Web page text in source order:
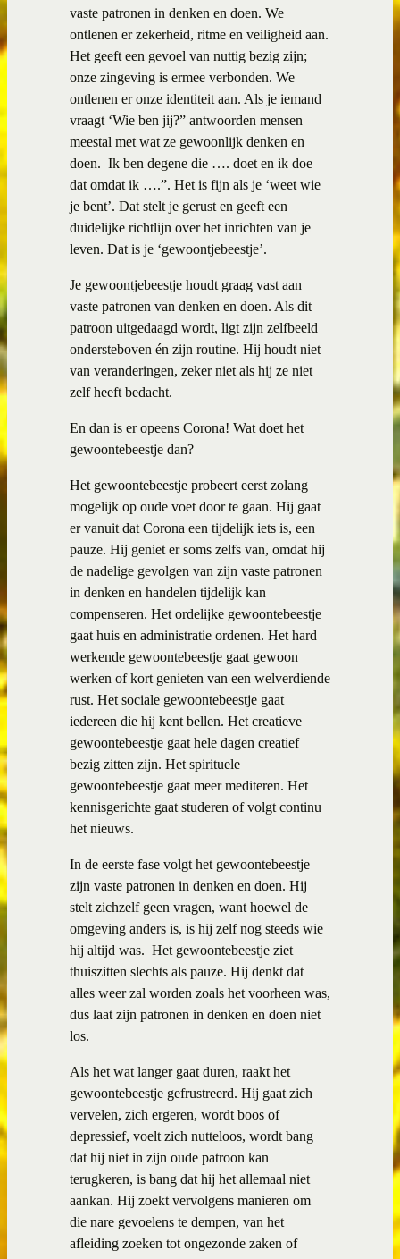
vaste patronen in denken en doen. We
ontlenen er zekerheid, ritme en veiligheid aan.
Het geeft een gevoel van nuttig bezig zijn;
onze zingeving is ermee verbonden. We
ontlenen er onze identiteit aan. Als je iemand
vraagt ‘Wie ben jij?” antwoorden mensen
meestal met wat ze gewoonlijk denken en
doen. Ik ben degene die …. doet en ik doe
dat omdat ik ….”. Het is fijn als je ‘weet wie
je bent’. Dat stelt je gerust en geeft een
duidelijke richtlijn over het inrichten van je
leven. Dat is je ‘gewoontjebeestje’.
Je gewoontjebeestje houdt graag vast aan
vaste patronen van denken en doen. Als dit
patroon uitgedaagd wordt, ligt zijn zelfbeeld
ondersteboven én zijn routine. Hij houdt niet
van veranderingen, zeker niet als hij ze niet
zelf heeft bedacht.
En dan is er opeens Corona! Wat doet het
gewoontebeestje dan?
Het gewoontebeestje probeert eerst zolang
mogelijk op oude voet door te gaan. Hij gaat
er vanuit dat Corona een tijdelijk iets is, een
pauze. Hij geniet er soms zelfs van, omdat hij
de nadelige gevolgen van zijn vaste patronen
in denken en handelen tijdelijk kan
compenseren. Het ordelijke gewoontebeestje
gaat huis en administratie ordenen. Het hard
werkende gewoontebeestje gaat gewoon
werken of kort genieten van een welverdiende
rust. Het sociale gewoontebeestje gaat
iedereen die hij kent bellen. Het creatieve
gewoontebeestje gaat hele dagen creatief
bezig zitten zijn. Het spirituele
gewoontebeestje gaat meer mediteren. Het
kennisgerichte gaat studeren of volgt continu
het nieuws.
In de eerste fase volgt het gewoontebeestje
zijn vaste patronen in denken en doen. Hij
stelt zichzelf geen vragen, want hoewel de
omgeving anders is, is hij zelf nog steeds wie
hij altijd was. Het gewoontebeestje ziet
thuiszitten slechts als pauze. Hij denkt dat
alles weer zal worden zoals het voorheen was,
dus laat zijn patronen in denken en doen niet
los.
Als het wat langer gaat duren, raakt het
gewoontebeestje gefrustreerd. Hij gaat zich
vervelen, zich ergeren, wordt boos of
depressief, voelt zich nutteloos, wordt bang
dat hij niet in zijn oude patroon kan
terugkeren, is bang dat hij het allemaal niet
aankan. Hij zoekt vervolgens manieren om
die nare gevoelens te dempen, van het
afleiding zoeken tot ongezonde zaken of